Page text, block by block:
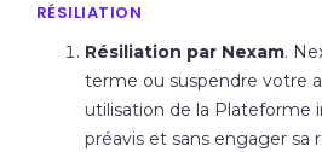
RÉSILIATION
Résiliation par Nexam.
terme ou suspendre votre
utilisation de la Plateforme
préavis et sans engager sa